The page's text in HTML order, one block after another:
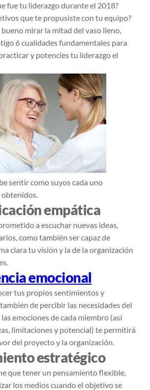
fue tu liderazgo durante el 2018?
que te propusiste con tu equipo?
mirar la mitad del vaso lleno,
6 cualidades fundamentales para
y potencies tu liderazgo el
sentir como suyos cada uno
obtenidos.
empática
a escuchar nuevas ideas,
como también ser capaz de
clara tu visión y la de la organización
emocional
tus propios sentimientos y
de percibir las necesidades del
emociones de cada miembro (así
limitaciones y potencial) te permitirá
del proyecto y la organización.
estratégico
que tener un pensamiento flexible,
los medios cuando el objetivo se